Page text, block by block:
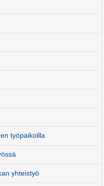
työpaikoilla
yhteistyö